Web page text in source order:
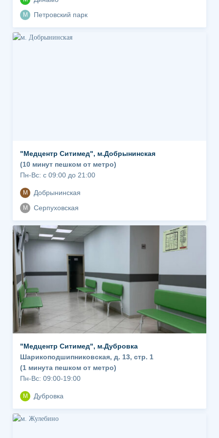
М Петровский парк
"Медцентр Ситимед", м.Добрынинская
(10 минут пешком от метро)
Пн-Вс: с 09:00 до 21:00
М Добрынинская
М Серпуховская
"Медцентр Ситимед", м.Дубровка
Шарикоподшипниковская, д. 13, стр. 1
(1 минута пешком от метро)
Пн-Вс: 09:00-19:00
М Дубровка